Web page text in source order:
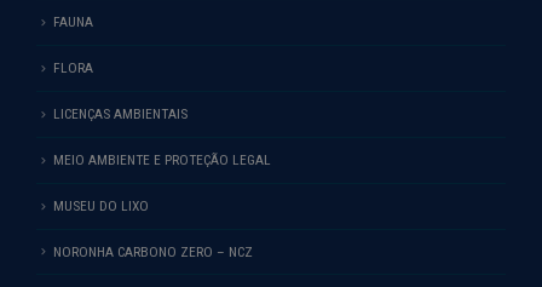
FAUNA
FLORA
LICENÇAS AMBIENTAIS
MEIO AMBIENTE E PROTEÇÃO LEGAL
MUSEU DO LIXO
NORONHA CARBONO ZERO – NCZ